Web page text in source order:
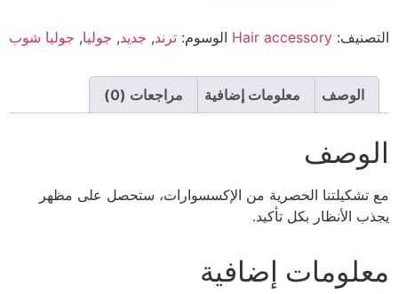
التصنيف: Hair accessory الوسوم: ترند, جديد, جوليا, جوليا شوب
الوصف معلومات إضافية مراجعات (0)
الوصف
مع تشكيلتنا الحصرية من الإكسسوارات، ستحصل على مظهر
يجذب الأنظار بكل تأكيد.
معلومات إضافية